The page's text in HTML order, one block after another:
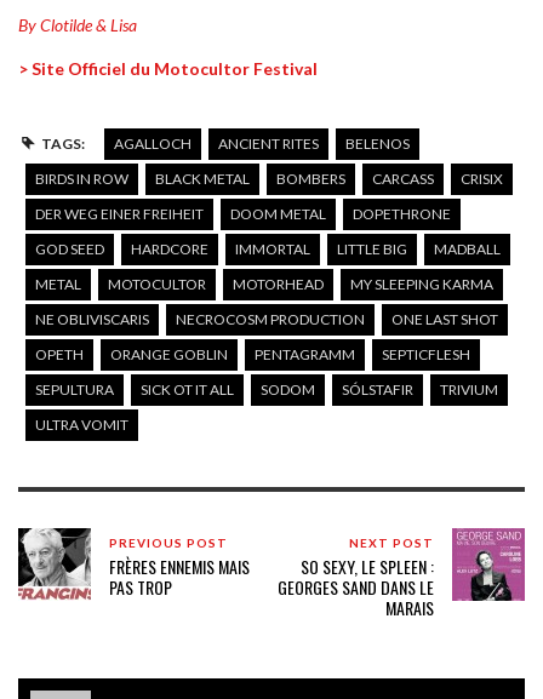
By Clotilde & Lisa
> Site Officiel du Motocultor Festival
TAGS: AGALLOCH ANCIENT RITES
BELENOS
BIRDS IN ROW
BLACK METAL BOMBERS CARCASS
CRISIX
DER WEG EINER FREIHEIT
DOOM METAL
DOPETHRONE
GOD SEED
HARDCORE IMMORTAL LITTLE BIG
MADBALL
METAL
MOTOCULTOR MOTORHEAD
MY SLEEPING KARMA
NE OBLIVISCARIS
NECROCOSM PRODUCTION
ONE LAST SHOT
OPETH
ORANGE GOBLIN PENTAGRAMM
SEPTICFLESH
SEPULTURA
SICK OT IT ALL SODOM SÓLSTAFIR
TRIVIUM
ULTRA VOMIT
PREVIOUS POST
FRÈRES ENNEMIS MAIS
PAS TROP
NEXT POST
SO SEXY, LE SPLEEN :
GEORGES SAND DANS LE
MARAIS